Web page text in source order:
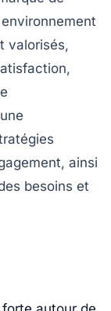
valorisés,
, ainsi
besoins et